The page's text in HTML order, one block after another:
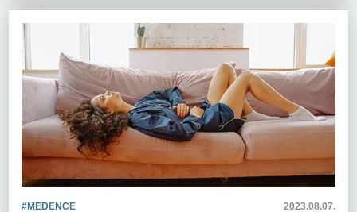
#MEDENCE 2023.08.07.